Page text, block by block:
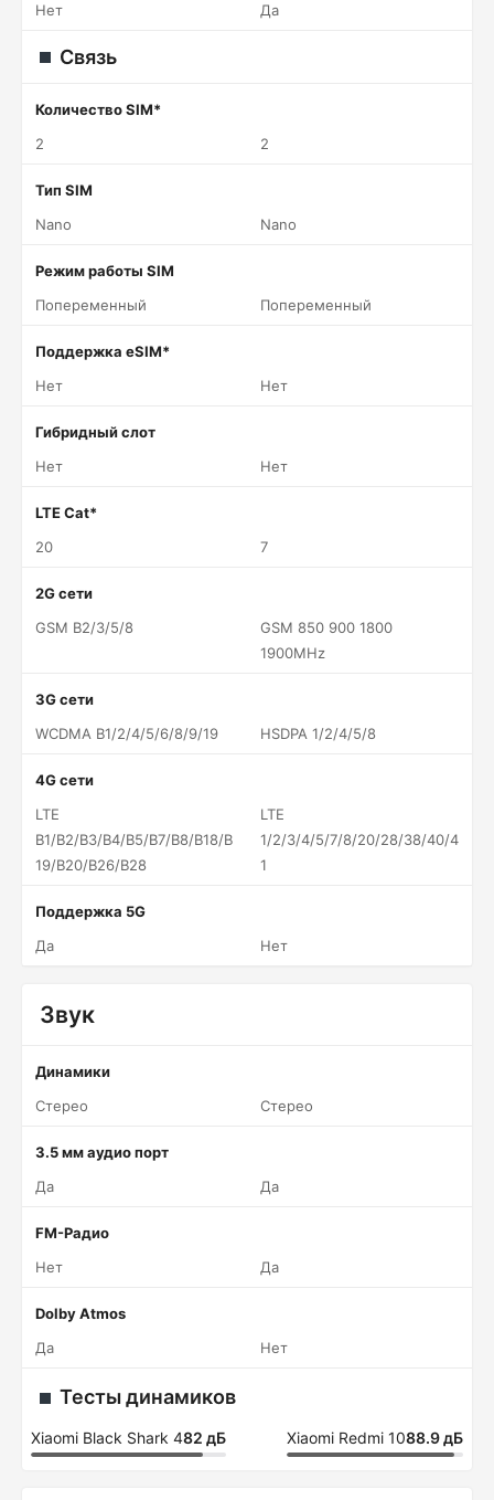
Нет
Да
Связь
Количество SIM*
2
2
Тип SIM
Nano
Nano
Режим работы SIM
Попеременный
Попеременный
Поддержка eSIM*
Нет
Нет
Гибридный слот
Нет
Нет
LTE Cat*
20
7
2G сети
GSM B2/3/5/8
GSM 850 900 1800
1900MHz
3G сети
WCDMA B1/2/4/5/6/8/9/19
HSDPA 1/2/4/5/8
4G сети
LTE
B1/B2/B3/B4/B5/B7/B8/B18/B
19/B20/B26/B28
LTE
1/2/3/4/5/7/8/20/28/38/40/4
1
Поддержка 5G
Да
Нет
Звук
Динамики
Стерео
Стерео
3.5 мм аудио порт
Да
Да
FM-Радио
Нет
Да
Dolby Atmos
Да
Нет
Тесты динамиков
Xiaomi Black Shark 482 дБ Xiaomi Redmi 1088.9 дБ